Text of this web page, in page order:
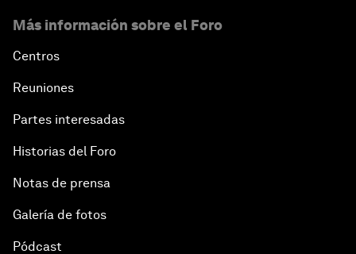
Más información sobre el Foro
Centros
Reuniones
Partes interesadas
Historias del Foro
Notas de prensa
Galería de fotos
Pódcast